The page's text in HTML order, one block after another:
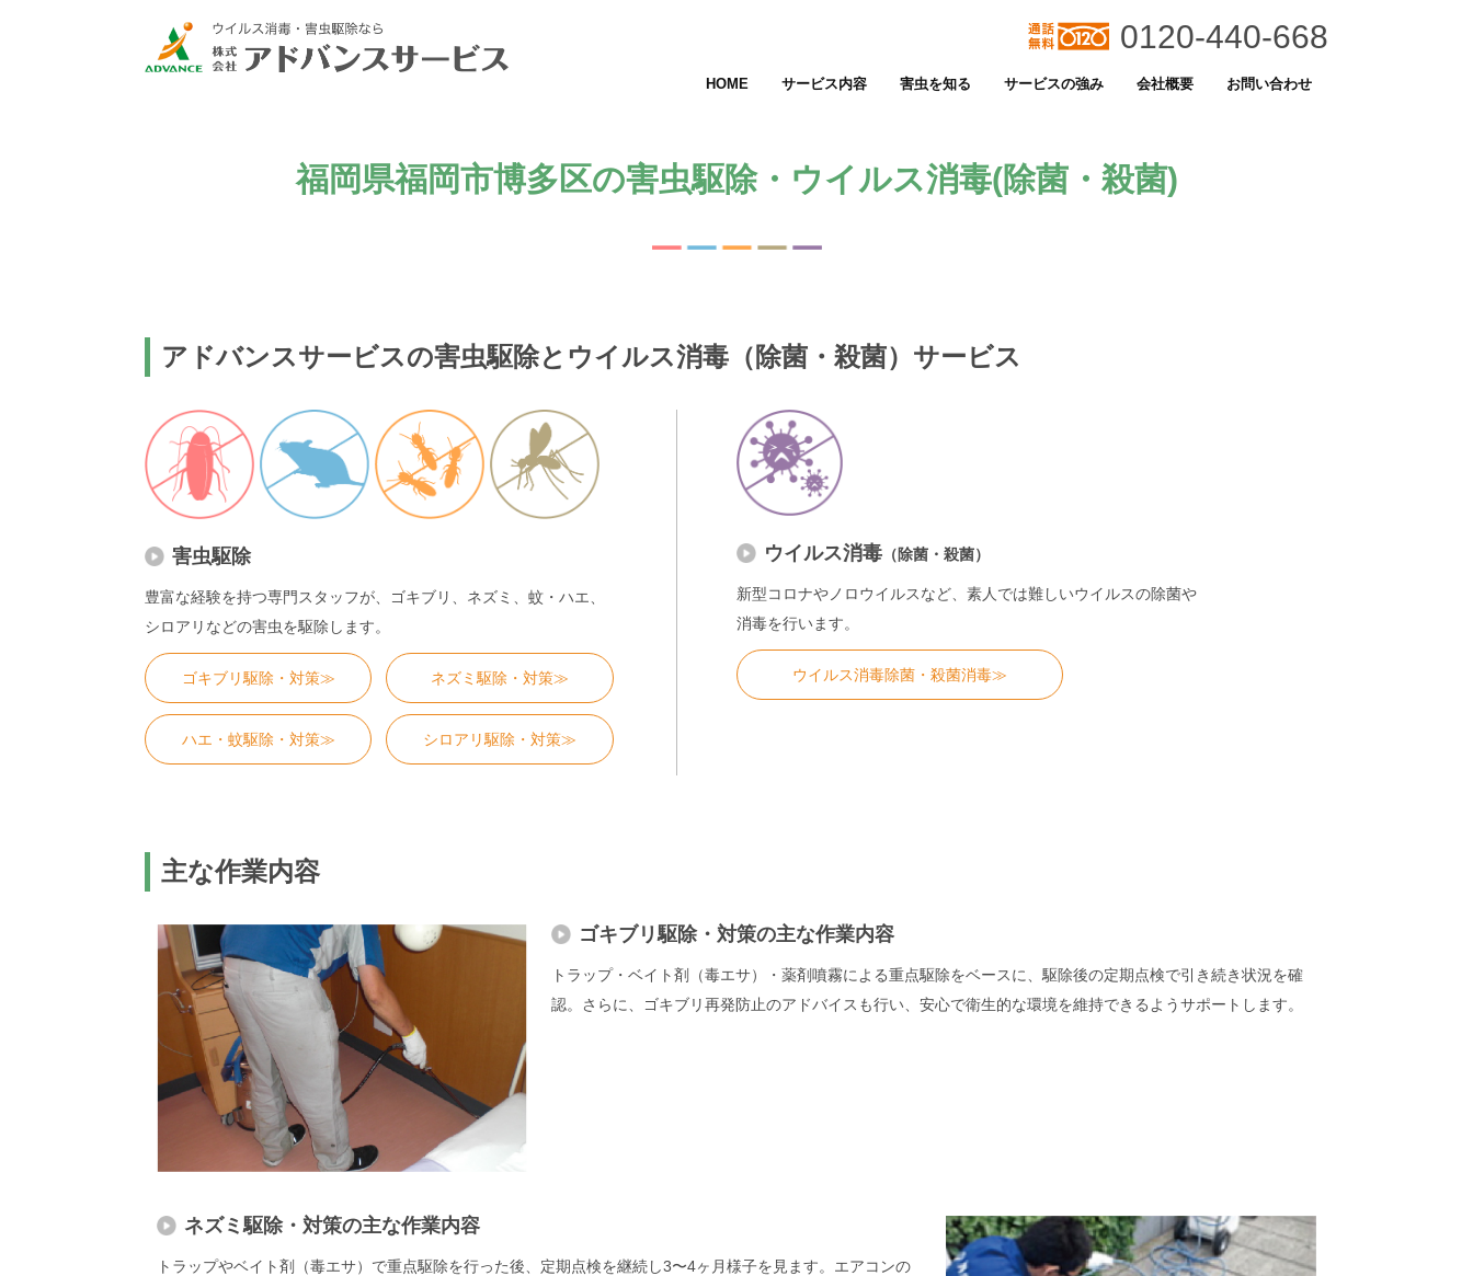
0120-440-668
HOME サービス内容 害虫を知る サービスの強み 会社概要 お問い合わせ
福岡県福岡市博多区の害虫駆除・ウイルス消毒(除菌・殺菌)
アドバンスサービスの害虫駆除とウイルス消毒（除菌・殺菌）サービス
害虫駆除
豊富な経験を持つ専門スタッフが、ゴキブリ、ネズミ、蚊・ハエ、
シロアリなどの害虫を駆除します。
ゴキブリ駆除・対策≫ ネズミ駆除・対策≫
ハエ・蚊駆除・対策≫ シロアリ駆除・対策≫
ウイルス消毒 （除菌・殺菌）
新型コロナやノロウイルスなど、素人では難しいウイルスの除菌や
消毒を行います。
ウイルス消毒除菌・殺菌消毒≫
主な作業内容
ゴキブリ駆除・対策の主な作業内容
トラップ・ベイト剤（毒エサ）・薬剤噴霧による重点駆除をベースに、駆除後の定期点検で引き続き状況を確
認。さらに、ゴキブリ再発防止のアドバイスも行い、安心で衛生的な環境を維持できるようサポートします。
ネズミ駆除・対策の主な作業内容
トラップやベイト剤（毒エサ）で重点駆除を行った後、定期点検を継続し3〜4ヶ月様子を見ます。エアコンの